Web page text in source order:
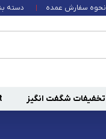
نحوه سفارش عمده دسته
تخفیفات شگفت انگیز